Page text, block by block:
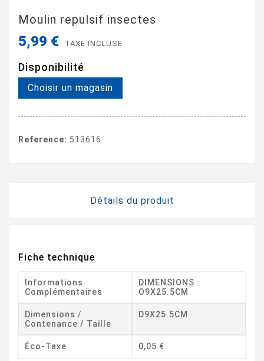
Moulin repulsif insectes
5,99 € TAXE INCLUSE
Disponibilité
Choisir un magasin
Reference: 513616
Détails du produit
Fiche technique
Informations
Complémentaires
DIMENSIONS :
O9X25.5CM
Dimensions /
Contenance / Taille
D9X25.5CM
Éco-Taxe 0,05 €